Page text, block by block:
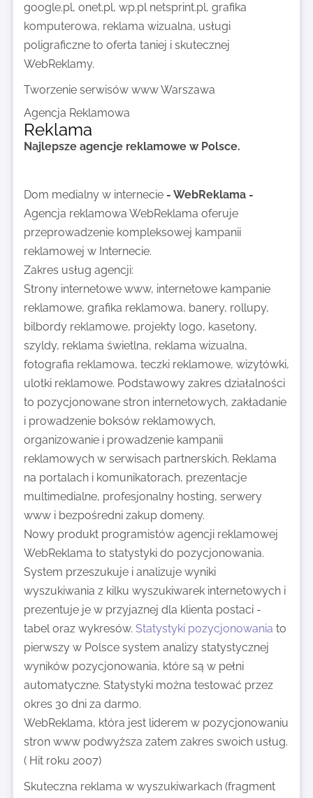
google.pl, onet.pl, wp.pl netsprint.pl, grafika
komputerowa, reklama wizualna, usługi
poligraficzne to oferta taniej i skutecznej
WebReklamy.
Tworzenie serwisów www Warszawa
Agencja Reklamowa
Reklama
Najlepsze agencje reklamowe w Polsce.
Dom medialny w internecie - WebReklama -
Agencja reklamowa WebReklama oferuje
przeprowadzenie kompleksowej kampanii
reklamowej w Internecie.
Zakres usług agencji:
Strony internetowe www, internetowe kampanie
reklamowe, grafika reklamowa, banery, rollupy,
bilbordy reklamowe, projekty logo, kasetony,
szyldy, reklama świetlna, reklama wizualna,
fotografia reklamowa, teczki reklamowe, wizytówki,
ulotki reklamowe. Podstawowy zakres działalności
to pozycjonowane stron internetowych, zakładanie
i prowadzenie boksów reklamowych,
organizowanie i prowadzenie kampanii
reklamowych w serwisach partnerskich. Reklama
na portalach i komunikatorach, prezentacje
multimedialne, profesjonalny hosting, serwery
www i bezpośredni zakup domeny.
Nowy produkt programistów agencji reklamowej
WebReklama to statystyki do pozycjonowania.
System przeszukuje i analizuje wyniki
wyszukiwania z kilku wyszukiwarek internetowych i
prezentuje je w przyjaznej dla klienta postaci -
tabel oraz wykresów. Statystyki pozycjonowania to
pierwszy w Polsce system analizy statystycznej
wyników pozycjonowania, które są w pełni
automatyczne. Statystyki można testować przez
okres 30 dni za darmo.
WebReklama, która jest liderem w pozycjonowaniu
stron www podwyższa zatem zakres swoich usług.
( Hit roku 2007)
Skuteczna reklama w wyszukiwarkach (fragment